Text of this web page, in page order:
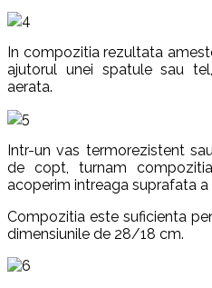
In compozitia rezultata
ajutorul unei spatule sau
aerata.
Intr-un vas termorezistent
de copt, turnam
acoperim intreaga suprafata
Compozitia este suficienta
dimensiunile de 28/18 cm.